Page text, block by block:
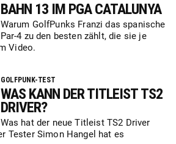
BAHN 13 IM PGA CATALUNYA
Warum GolfPunks Franzi das spanische
Par-4 zu den besten zählt, die sie je
Video.
GOLFPUNK-TEST
WAS KANN DER TITLEIST TS2
DRIVER?
Was hat der neue Titleist TS2 Driver
Tester Simon Hangel hat es